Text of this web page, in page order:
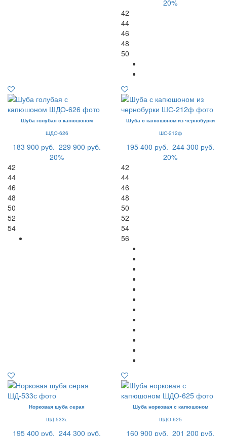
20%
42
44
46
48
50
Шуба голубая с капюшоном
ШДО-626
183 900 руб. 229 900 руб.
20%
42
44
46
48
50
52
54
Шуба с капюшоном из чернобурки
ШС-212ф
195 400 руб. 244 300 руб.
20%
42
44
46
48
50
52
54
56
Норковая шуба серая
ШД-533с
195 400 руб. 244 300 руб.
Шуба норковая с капюшоном
ШДО-625
160 900 руб. 201 200 руб.